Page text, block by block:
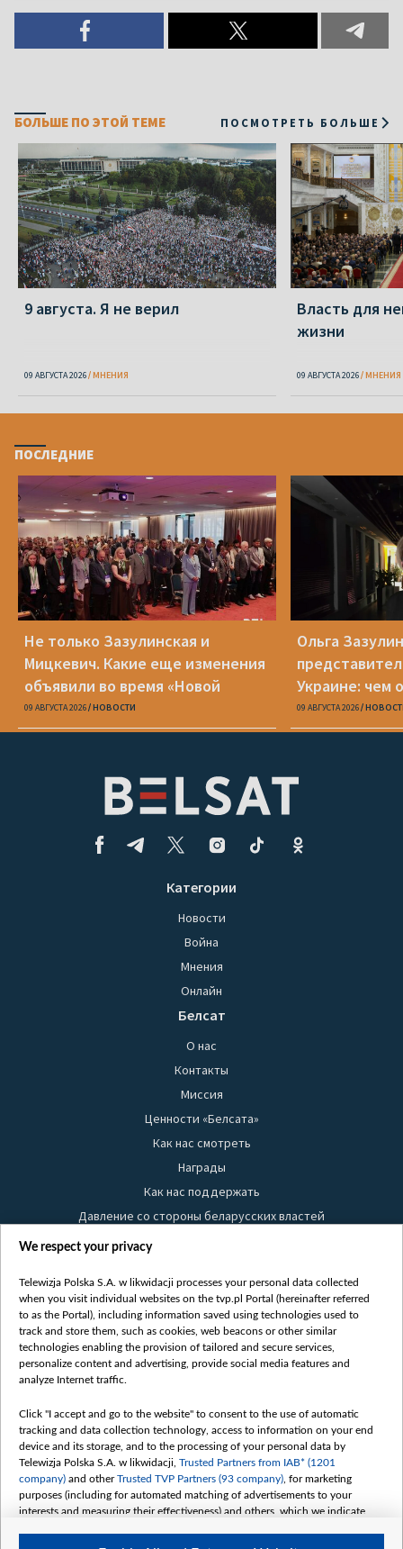
БОЛЬШЕ ПО ЭТОЙ ТЕМЕ ПОСМОТРЕТЬ БОЛЬШЕ
9 августа. Я не верил
09 АВГУСТА 2026 МНЕНИЯ
Власть для
жизни
09 АВГУСТА 2026 МНЕНИЯ
ПОСЛЕДНИЕ
Не только Зазулинская и
Мицкевич. Какие еще изменения
объявили во время «Новой
Беларуси»
09 АВГУСТА 2026 НОВОСТИ
Ольга
Украине: чем
ОПК
09 АВГУСТА 2026
Категории
Новости
Война
Мнения
Онлайн
Белсат
О нас
Контакты
Миссия
Ценности «Белсата»
Как нас смотреть
Награды
Как нас поддержать
Давление со стороны беларусских властей
Правила использования материалов
Безопасность
Youtube
Белсат news
Белсат Life
Belsat English
Biełsat PL
Белсат Now
Белсат Shorts
Белсат History
Белсат Music
We respect your privacy
Telewizja Polska S.A. w likwidacji processes your personal data collected
when you visit individual websites on the tvp.pl Portal (hereinafter referred
to as the Portal), including information saved using technologies used to
track and store them, such as cookies, web beacons or other similar
technologies enabling the provision of tailored and secure services,
personalize content and advertising, provide social media features and
analyze Internet traffic.
Click "I accept and go to the website" to consent to the use of automatic
tracking and data collection technology, access to information on your end
device and its storage, and to the processing of your personal data by
Telewizja Polska S.A. w likwidacji, Trusted Partners from IAB* (1201
company) and otherTrusted TVP Partners (93 company) , for marketing
purposes (including for automated matching of advertisements to your
interests and measuring their effectiveness) and others, which we indicate